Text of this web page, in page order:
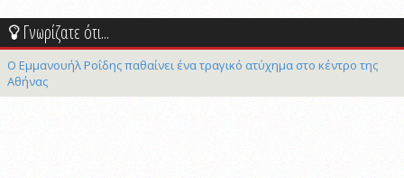
Γνωρίζατε ότι...
Ο Εμμανουήλ Ροΐδης παθαίνει ένα τραγικό ατύχημα στο κέντρο της
Αθήνας